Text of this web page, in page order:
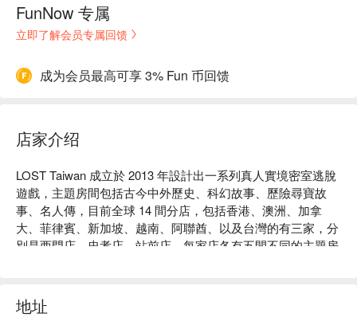
FunNow 专属
立即了解会员专属回馈
成为会员最高可享 3% Fun 币回馈
店家介绍
LOST Taiwan 成立於 2013 年設計出一系列真人實境密室逃脫
遊戲，主題房間包括古今中外歷史、科幻故事、歷險尋寶故
事、名人傳，目前全球 14 間分店，包括香港、澳洲、加拿
大、菲律賓、新加坡、越南、阿聯酋、以及台灣的有三家，分
別是西門店、忠孝店、站前店，每家店各有五間不同的主題房
LOST Taiwan 評價：Google 4.8 顆星好評
LOST Taiwan 推薦：LOST 代表 Learn （學習）Observe（觀
地址